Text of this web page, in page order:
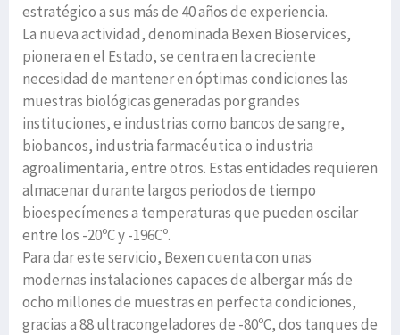
estratégico a sus más de 40 años de experiencia.
La nueva actividad, denominada Bexen Bioservices,
pionera en el Estado, se centra en la creciente
necesidad de mantener en óptimas condiciones las
muestras biológicas generadas por grandes
instituciones, e industrias como bancos de sangre,
biobancos, industria farmacéutica o industria
agroalimentaria, entre otros. Estas entidades requieren
almacenar durante largos periodos de tiempo
bioespecímenes a temperaturas que pueden oscilar
entre los -20ºC y -196Cº.
Para dar este servicio, Bexen cuenta con unas
modernas instalaciones capaces de albergar más de
ocho millones de muestras en perfecta condiciones,
gracias a 88 ultracongeladores de -80ºC, dos tanques de